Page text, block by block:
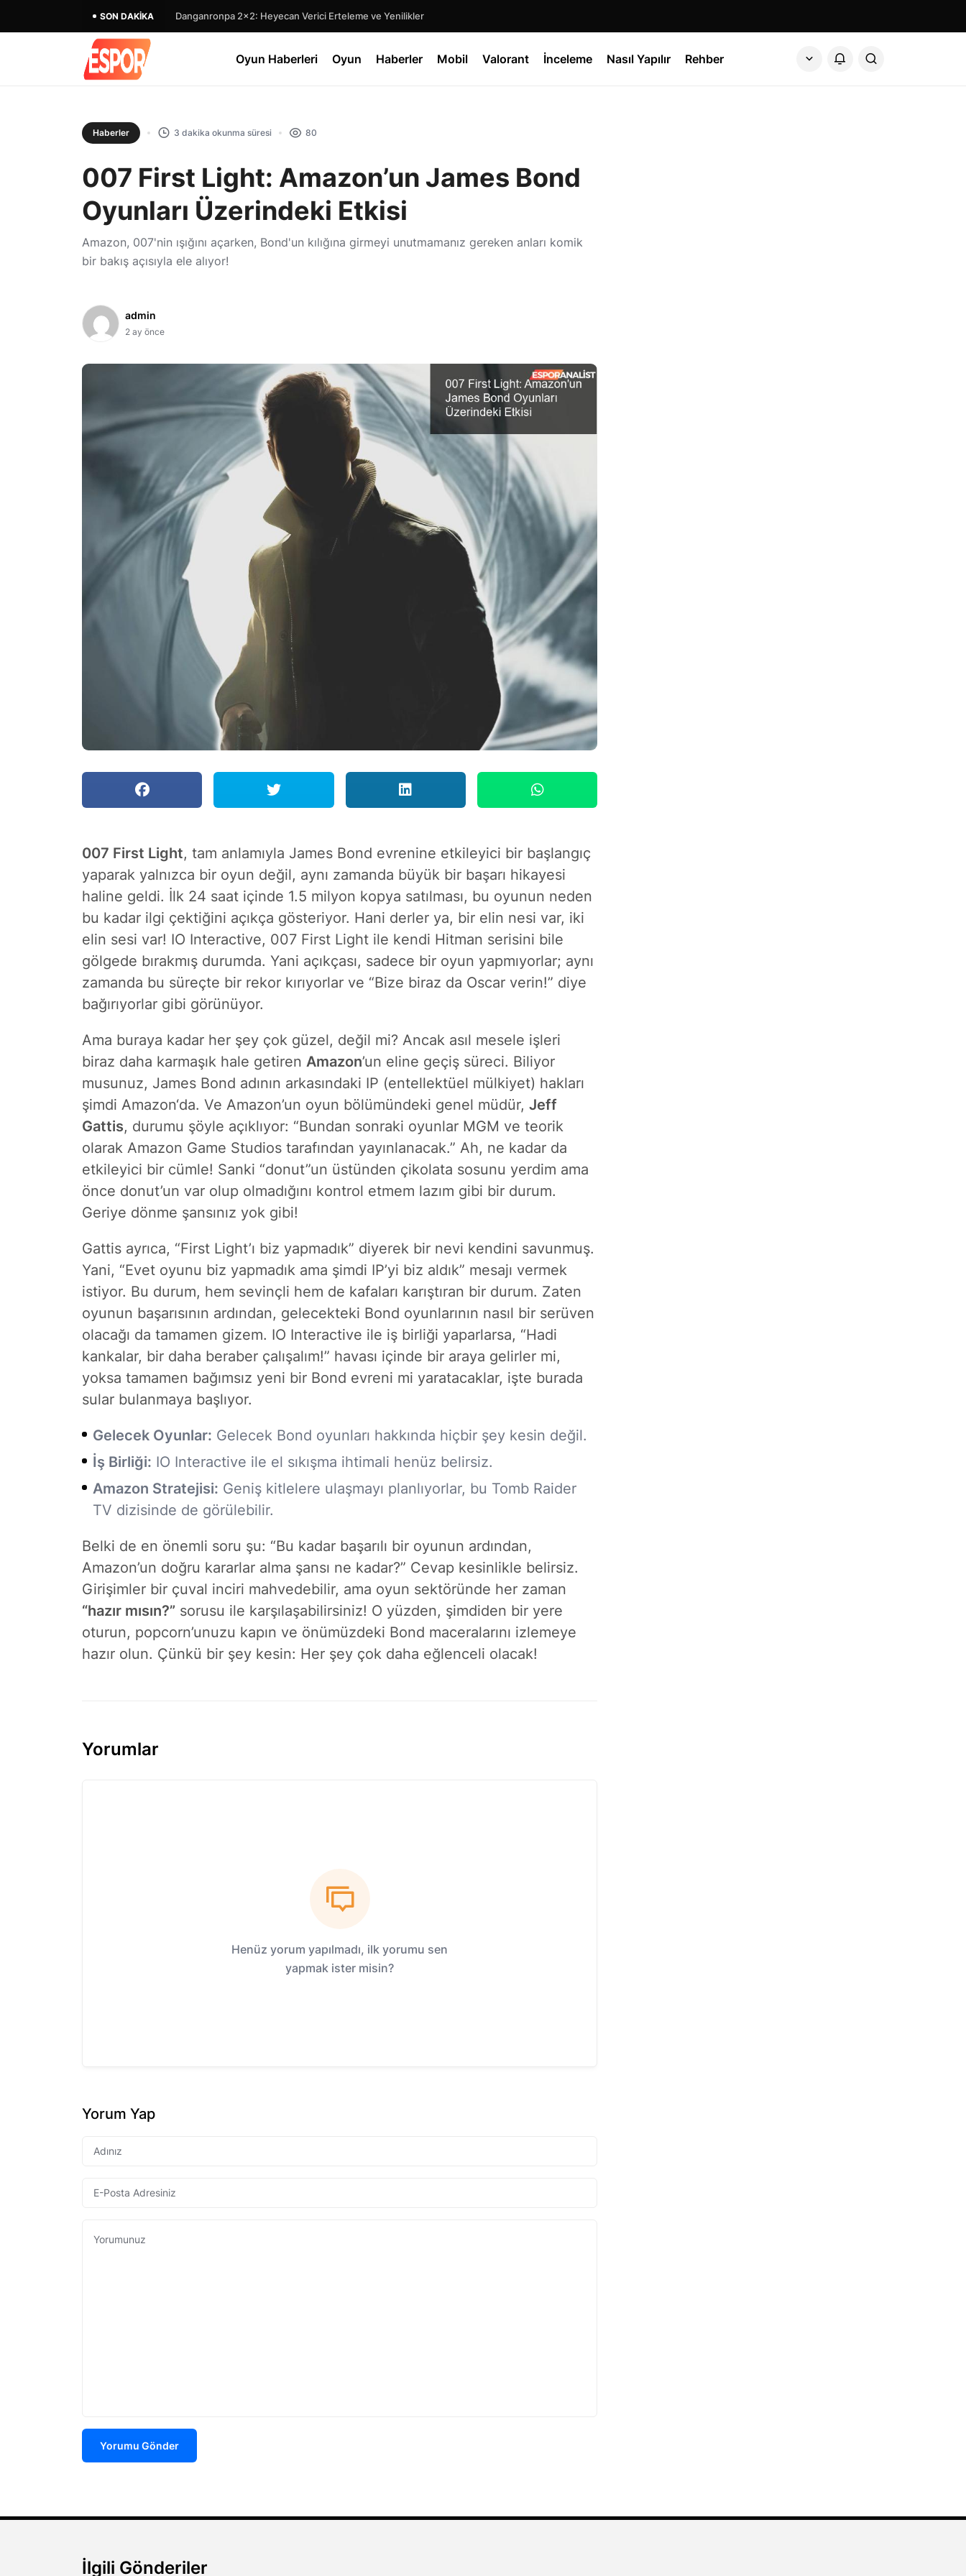
SON DAKIKA Danganronpa 2×2: Heyecan Verici Erteleme ve Yenilikler
Oyun Haberleri Oyun Haberler Mobil Valorant İnceleme Nasıl Yapılır Rehber
Haberler 3 dakika okunma süresi 80
007 First Light: Amazon’un James Bond
Oyunları Üzerindeki Etkisi
Amazon, 007'nin ışığını açarken, Bond'un kılığına girmeyi unutmamanız gereken anları komik
bir bakış açısıyla ele alıyor!
admin
2 ay önce
007 First Light, tam anlamıyla James Bond evrenine etkileyici bir başlangıç
yaparak yalnızca bir oyun değil, aynı zamanda büyük bir başarı hikayesi
haline geldi. İlk 24 saat içinde 1.5 milyon kopya satılması, bu oyunun neden
bu kadar ilgi çektiğini açıkça gösteriyor. Hani derler ya, bir elin nesi var, iki
elin sesi var! IO Interactive, 007 First Light ile kendi Hitman serisini bile
gölgede bırakmış durumda. Yani açıkçası, sadece bir oyun yapmıyorlar; aynı
zamanda bu süreçte bir rekor kırıyorlar ve “Bize biraz da Oscar verin!” diye
bağırıyorlar gibi görünüyor.
Ama buraya kadar her şey çok güzel, değil mi? Ancak asıl mesele işleri
biraz daha karmaşık hale getiren Amazon’un eline geçiş süreci. Biliyor
musunuz, James Bond adının arkasındaki IP (entellektüel mülkiyet) hakları
şimdi Amazon‘da. Ve Amazon’un oyun bölümündeki genel müdür, Jeff
Gattis, durumu şöyle açıklıyor: “Bundan sonraki oyunlar MGM ve teorik
olarak Amazon Game Studios tarafından yayınlanacak.” Ah, ne kadar da
etkileyici bir cümle! Sanki “donut”un üstünden çikolata sosunu yerdim ama
önce donut’un var olup olmadığını kontrol etmem lazım gibi bir durum.
Geriye dönme şansınız yok gibi!
Gattis ayrıca, “First Light’ı biz yapmadık” diyerek bir nevi kendini savunmuş.
Yani, “Evet oyunu biz yapmadık ama şimdi IP’yi biz aldık” mesajı vermek
istiyor. Bu durum, hem sevinçli hem de kafaları karıştıran bir durum. Zaten
oyunun başarısının ardından, gelecekteki Bond oyunlarının nasıl bir serüven
olacağı da tamamen gizem. IO Interactive ile iş birliği yaparlarsa, “Hadi
kankalar, bir daha beraber çalışalım!” havası içinde bir araya gelirler mi,
yoksa tamamen bağımsız yeni bir Bond evreni mi yaratacaklar, işte burada
sular bulanmaya başlıyor.
Gelecek Oyunlar: Gelecek Bond oyunları hakkında hiçbir şey kesin değil.
İş Birliği: IO Interactive ile el sıkışma ihtimali henüz belirsiz.
Amazon Stratejisi: Geniş kitlelere ulaşmayı planlıyorlar, bu Tomb Raider
TV dizisinde de görülebilir.
Belki de en önemli soru şu: “Bu kadar başarılı bir oyunun ardından,
Amazon’un doğru kararlar alma şansı ne kadar?” Cevap kesinlikle belirsiz.
Girişimler bir çuval inciri mahvedebilir, ama oyun sektöründe her zaman
“hazır mısın?” sorusu ile karşılaşabilirsiniz! O yüzden, şimdiden bir yere
oturun, popcorn’unuzu kapın ve önümüzdeki Bond maceralarını izlemeye
hazır olun. Çünkü bir şey kesin: Her şey çok daha eğlenceli olacak!
Yorumlar
Henüz yorum yapılmadı, ilk yorumu sen
yapmak ister misin?
Yorum Yap
Yorumu Gönder
İlgili Gönderiler